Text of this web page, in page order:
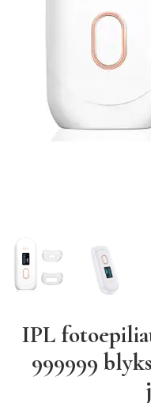
IPL
999999